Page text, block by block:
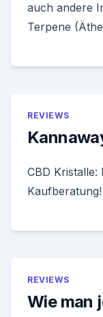
auch andere
Terpene
REVIEWS
CBD Kristalle:
Kaufberatung!
REVIEWS
Wie man